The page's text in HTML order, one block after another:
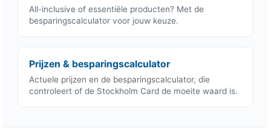
All-inclusive of essentiële producten? Met de
besparingscalculator voor jouw keuze.
Prijzen & besparingscalculator
Actuele prijzen en de besparingscalculator, die
controleert of de Stockholm Card de moeite waard is.